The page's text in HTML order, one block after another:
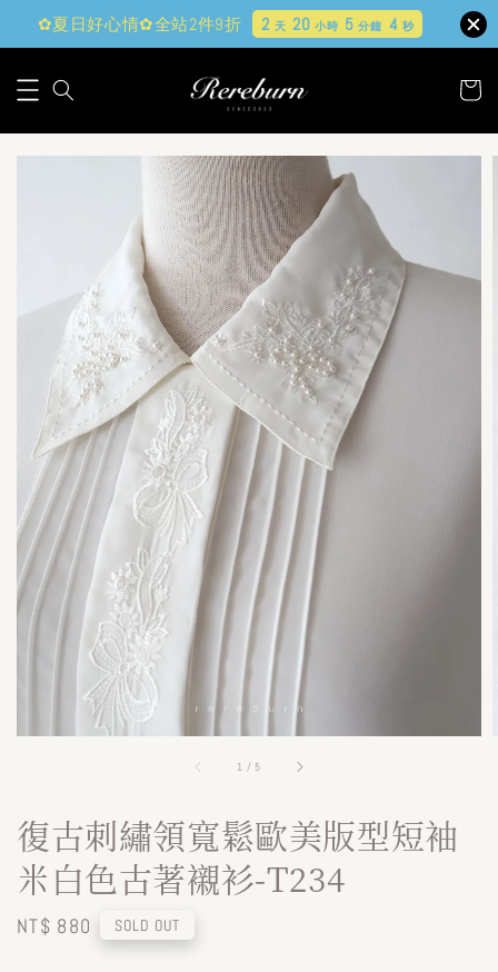
✿夏日好心情✿全站2件9折 2 天 20 小時 5分鐘 3 秒
1 /5
復古刺繡領寬鬆歐美版型短袖
米白色古著襯衫-T234
Regular
NT$ 880 SOLD OUT